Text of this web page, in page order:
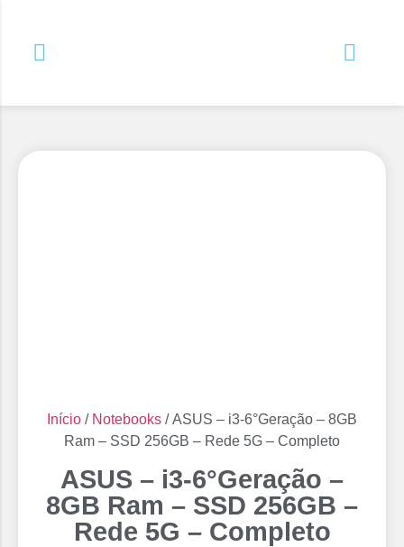
Início / Notebooks / ASUS – i3-6°Geração – 8GB
Ram – SSD 256GB – Rede 5G – Completo
ASUS – i3-6°Geração –
8GB Ram – SSD 256GB –
Rede 5G – Completo